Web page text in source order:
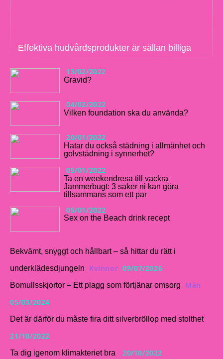
Effektiva hudvårdsprodukter är sällan billiga
13/02/2022
Gravid?
04/02/2022
Vilken foundation ska du använda?
20/01/2022
Hatar du också städning i allmänhet och
golvstädning i synnerhet?
05/01/2022
Ta en weekendresa till vackra
Jammerbugt: 3 saker ni kan göra
tillsammans som ett par
05/01/2022
Sex on the Beach drink recept
Bekvämt, snyggt och hållbart – så hittar du rätt i
underklädesdjungeln
Kvinnor 09/07/2026
Bomullsskjortor – Ett plagg som förtjänar omsorg
Män
05/03/2024
Det är därför du måste fira ditt silverbröllop med stolthet
21/10/2022
Ta dig igenom klimakteriet bra 20/10/2022